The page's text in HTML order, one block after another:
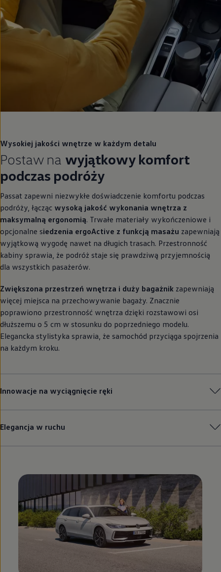
Wysokiej jakości wnętrze w każdym detalu
Postaw na wyjątkowy komfort
podczas podróży
Passat zapewni niezwykłe doświadczenie komfortu podczas
podróży, łącząc wysoką jakość wykonania wnętrza z
maksymalną ergonomią. Trwałe materiały wykończeniowe i
opcjonalne siedzenia ergoActive z funkcją masażu zapewniają
wyjątkową wygodę nawet na długich trasach. Przestronność
kabiny sprawia, że podróż staje się prawdziwą przyjemnością
dla wszystkich pasażerów.
Zwiększona przestrzeń wnętrza i duży bagażnik zapewniają
więcej miejsca na przechowywanie bagaży. Znacznie
poprawiono przestronność wnętrza dzięki rozstawowi osi
dłuższemu o 5 cm w stosunku do poprzedniego modelu.
Elegancka stylistyka sprawia, że samochód przyciąga spojrzenia
na każdym kroku.
Innowacje na wyciągnięcie ręki
Elegancja w ruchu